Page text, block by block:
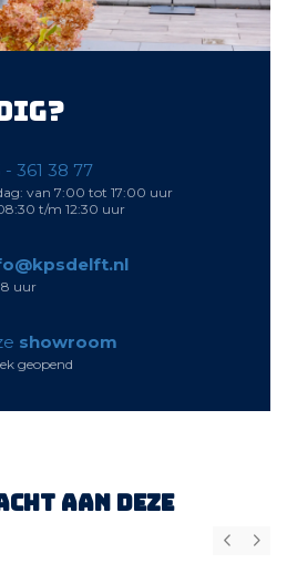
- 361 38 77
van 7:00 tot 17:00 uur
t/m 12:30 uur
8 uur
showroom
geopend
aan deze